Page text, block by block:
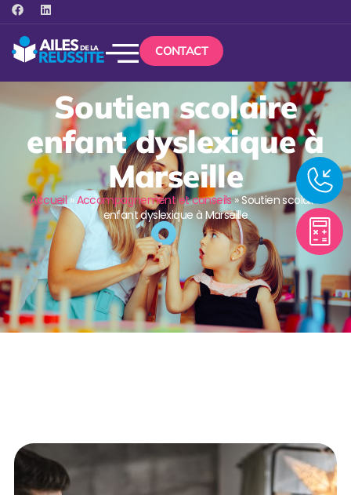
CONTACT
Soutien scolaire
enfant dyslexique à
Marseille
Accueil»Accompagnement et conseils»Soutien scolaire
enfant dyslexique à Marseille